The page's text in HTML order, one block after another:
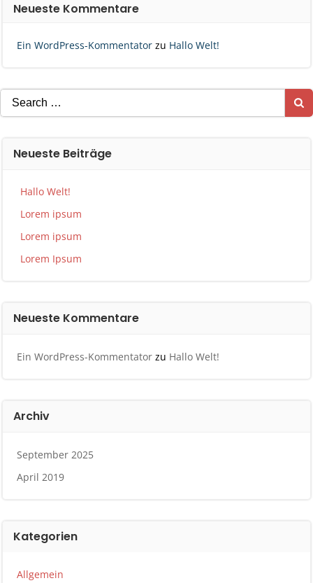
Neueste Kommentare
Ein WordPress-Kommentator zu Hallo Welt!
Search
for:
Neueste Beiträge
Hallo Welt!
Lorem ipsum
Lorem ipsum
Lorem Ipsum
Neueste Kommentare
Ein WordPress-Kommentator zu Hallo Welt!
Archiv
September 2025
April 2019
Kategorien
Allgemein